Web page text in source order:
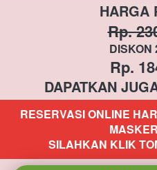
HARGA
Rp.
DISKON
Rp.
DAPATKAN
RESERVASI ONLINE
SILAHKAN KLIK